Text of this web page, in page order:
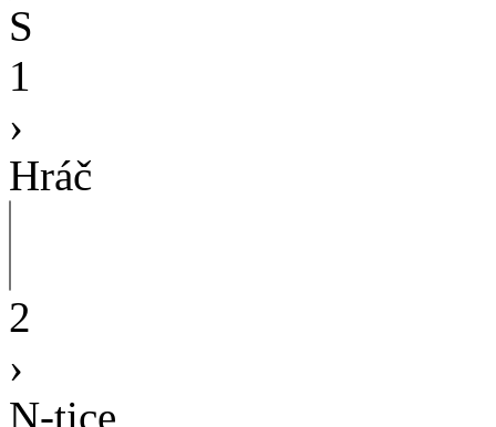
S
1
›
Hráč
2
›
N-tice